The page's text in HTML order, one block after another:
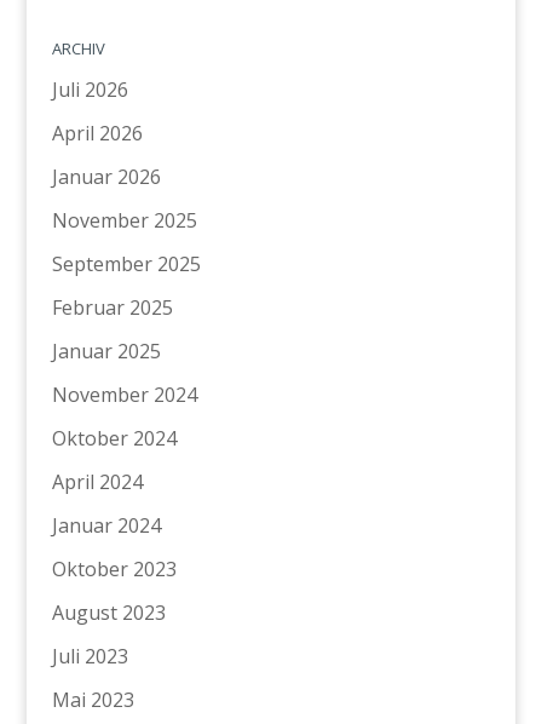
ARCHIV
Juli 2026
April 2026
Januar 2026
November 2025
September 2025
Februar 2025
Januar 2025
November 2024
Oktober 2024
April 2024
Januar 2024
Oktober 2023
August 2023
Juli 2023
Mai 2023